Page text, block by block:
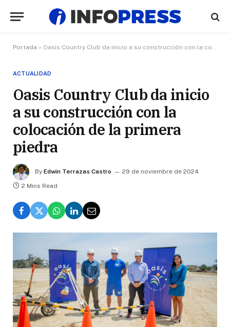
Portada » Oasis Country Club da inicio a su construcción con la colocación de la primera piedra
ACTUALIDAD
Oasis Country Club da inicio
a su construcción con la
colocación de la primera
piedra
By Edwin Terrazas Castro
29 de noviembre de 2024
2 Mins Read